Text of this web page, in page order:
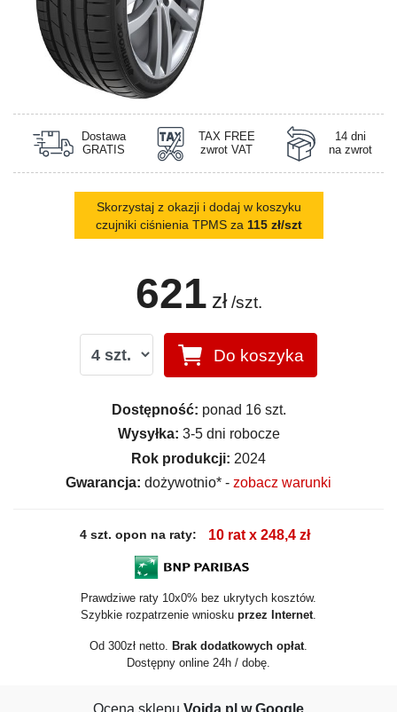
Dostawa
GRATIS
TAX FREE
zwrot VAT
14 dni
na zwrot
Skorzystaj z okazji i dodaj w koszyku
czujniki ciśnienia TPMS za 115 zł/szt
621 zł /szt.
Do koszyka
Dostępność: ponad 16 szt.
Wysyłka: 3-5 dni robocze
Rok produkcji: 2024
Gwarancja: dożywotnio* - zobacz warunki
4 szt. opon na raty: 10 rat x 248,4 zł
Prawdziwe raty 10x0% bez ukrytych kosztów.
Szybkie rozpatrzenie wniosku przez Internet
Od 300zł netto. Brak dodatkowych opłat
Dostępny online 24h / dobę.